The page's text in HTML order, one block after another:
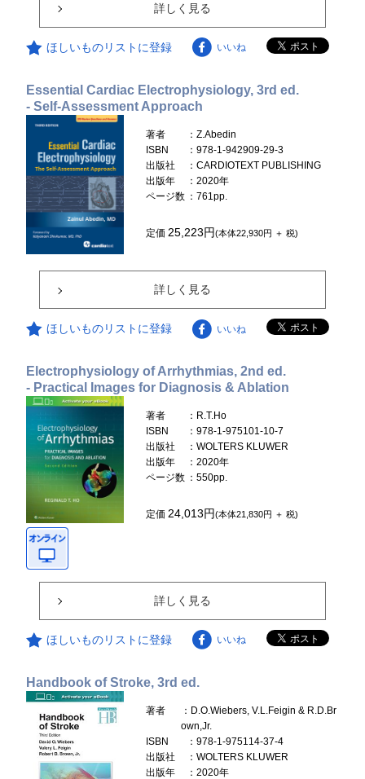
詳しく見る
ほしいものリストに登録 いいね
Essential Cardiac Electrophysiology, 3rd ed.
- Self-Assessment Approach
著者
：Z.Abedin
ISBN
：978-1-942909-29-3
出版社
：CARDIOTEXT PUBLISHING
出版年
：2020年
ページ数 ：761pp.
定価 25,223円(本体22,930円 ＋ 税)
詳しく見る
ほしいものリストに登録 いいね
Electrophysiology of Arrhythmias, 2nd ed.
- Practical Images for Diagnosis & Ablation
著者
：R.T.Ho
ISBN
：978-1-975101-10-7
出版社
：WOLTERS KLUWER
出版年
：2020年
ページ数 ：550pp.
定価24,013円(本体21,830円 ＋ 税)
詳しく見る
ほしいものリストに登録 いいね
Handbook of Stroke, 3rd ed.
著者
：D.O.Wiebers, V.L.Feigin & R.D.Br
own,Jr.
ISBN
：978-1-975114-37-4
出版社
：WOLTERS KLUWER
出版年
：2020年